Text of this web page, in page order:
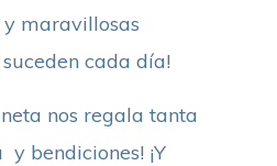
y maravillosas
cada día!
nos regala tanta
bendiciones! ¡Y